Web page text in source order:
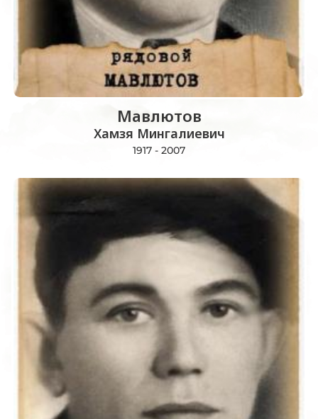
Мавлютов
Хамзя Мингалиевич
1917 - 2007